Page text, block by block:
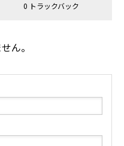
0 トラックバック
ん。